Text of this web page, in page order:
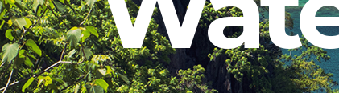
Advanced Link Section
Banner
Team List